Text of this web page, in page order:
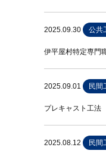
2025.09.30 公共
伊平屋村特定専門
2025.09.01 民間
プレキャスト工
2025.08.12 民間